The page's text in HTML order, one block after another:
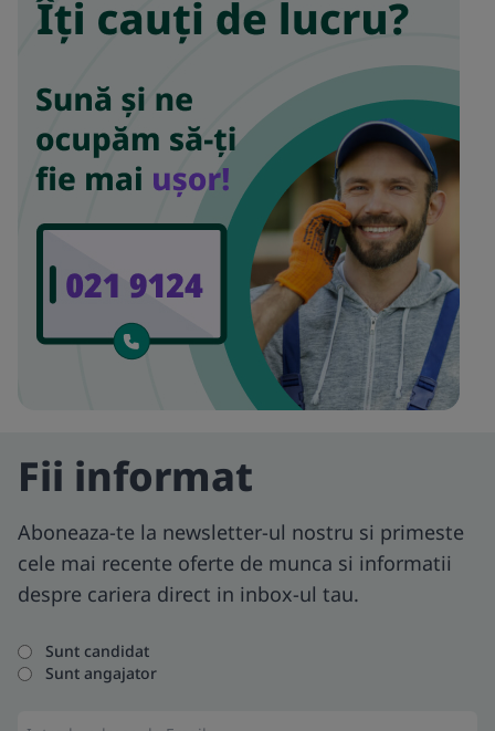
Fii informat
Aboneaza-te la newsletter-ul nostru si primeste
cele mai recente oferte de munca si informatii
despre cariera direct in inbox-ul tau.
Sunt candidat
Sunt angajator